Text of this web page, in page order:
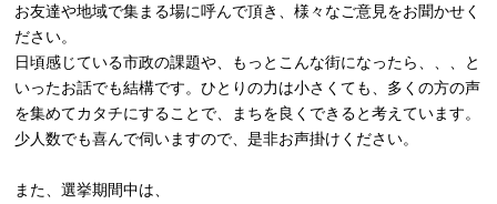
お友達や地域で集まる場に呼んで頂き、様々なご意見をお聞かせく
ださい。
日頃感じている市政の課題や、もっとこんな街になったら、、、と
いったお話でも結構です。ひとりの力は小さくても、多くの方の声
を集めてカタチにすることで、まちを良くできると考えています。
少人数でも喜んで伺いますので、是非お声掛けください。
また、選挙期間中は、